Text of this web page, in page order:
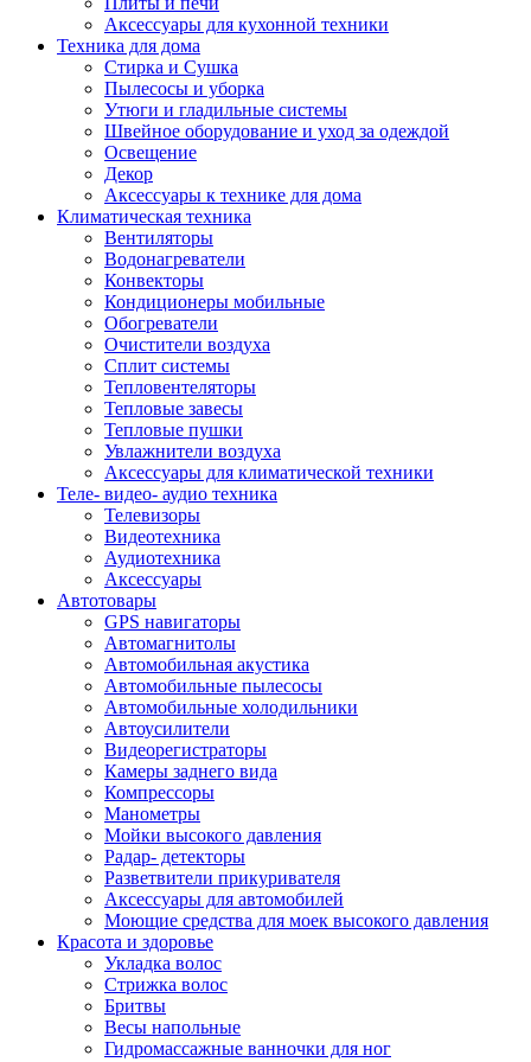
Аксессуары для кухонной техники
Техника для дома
Стирка и Сушка
Пылесосы и уборка
Утюги и гладильные системы
Швейное оборудование и уход за одеждой
Освещение
Декор
Аксессуары к технике для дома
Климатическая техника
Вентиляторы
Водонагреватели
Конвекторы
Кондиционеры мобильные
Обогреватели
Очистители воздуха
Сплит системы
Тепловентеляторы
Тепловые завесы
Тепловые пушки
Увлажнители воздуха
Аксессуары для климатической техники
Теле- видео- аудио техника
Телевизоры
Видеотехника
Аудиотехника
Аксессуары
Автотовары
GPS навигаторы
Автомагнитолы
Автомобильная акустика
Автомобильные пылесосы
Автомобильные холодильники
Автоусилители
Видеорегистраторы
Камеры заднего вида
Компрессоры
Манометры
Мойки высокого давления
Радар- детекторы
Разветвители прикуривателя
Аксессуары для автомобилей
Моющие средства для моек высокого давления
Красота и здоровье
Укладка волос
Стрижка волос
Бритвы
Весы напольные
Гидромассажные ванночки для ног